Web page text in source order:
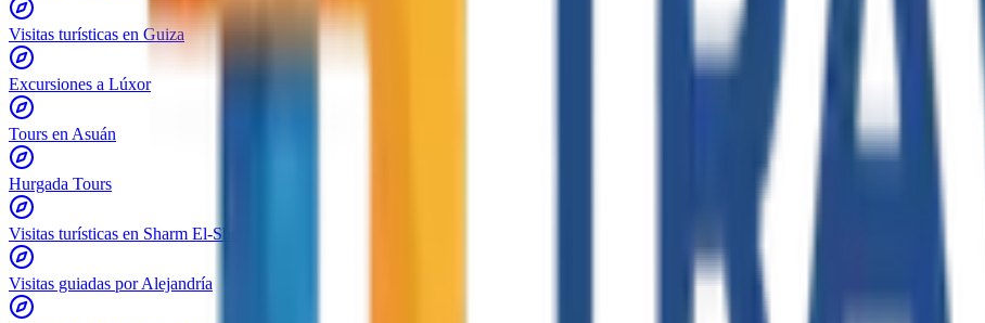
Visitas turísticas en Guiza
Excursiones a Lúxor
Tours en Asuán
Hurgada Tours
Visitas turísticas en Sharm El-Sheij
Visitas guiadas por Alejandría